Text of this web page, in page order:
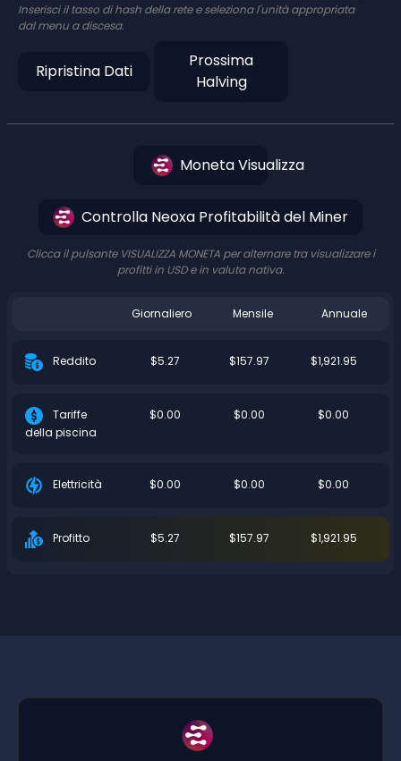
Inserisci il tasso di hash della rete e seleziona l'unità appropriata
dal menu a discesa.
Ripristina Dati
Prossima
Halving
Moneta Visualizza
Controlla Neoxa Profitabilità del Miner
Clicca il pulsante VISUALIZZA MONETA per alternare tra visualizzare i
profitti in USD e in valuta nativa.
Giornaliero Mensile Annuale
Reddito $5.27 $157.97 $1,921.95
Tariffe
della piscina
$0.00 $0.00 $0.00
Elettricità $0.00 $0.00 $0.00
Profitto $5.27 $157.97 $1,921.95